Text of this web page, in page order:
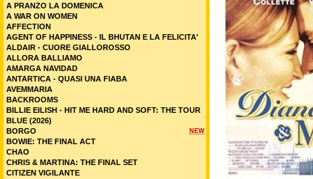
A PRANZO LA DOMENICA
A WAR ON WOMEN
AFFECTION
AGENT OF HAPPINESS - IL BHUTAN E LA FELICITA'
ALDAIR - CUORE GIALLOROSSO
ALLORA BALLIAMO
AMARGA NAVIDAD
ANTARTICA - QUASI UNA FIABA
AVEMMARIA
BACKROOMS
BILLIE EILISH - HIT ME HARD AND SOFT: THE TOUR
BLUE (2026)
NEW
BORGO
BOWIE: THE FINAL ACT
CHAO
CHRIS & MARTINA: THE FINAL SET
CITIZEN VIGILANTE